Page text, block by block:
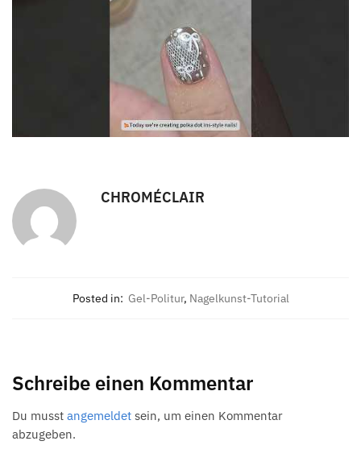
CHROMÉCLAIR
Posted in: Gel-Politur, Nagelkunst-Tutorial
Schreibe einen Kommentar
Du musst angemeldet sein, um einen Kommentar
abzugeben.